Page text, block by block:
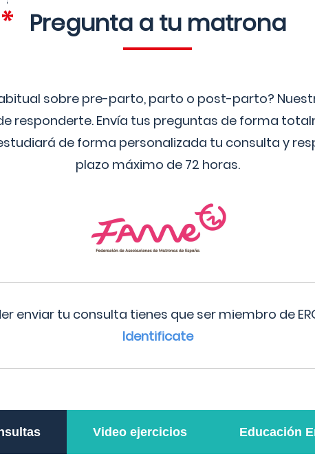
Pregunta a tu matrona
sobre pre-parto, parto o post-parto?
responderte. Envía tus preguntas de forma
de forma personalizada tu consulta y
plazo máximo de 72 horas.
enviar tu consulta tienes que ser miembro de
Identificate
Video ejercicios Educación